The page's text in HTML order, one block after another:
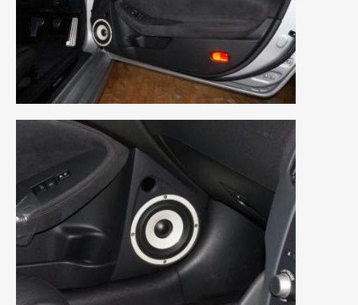
2021年3月 (1)
2021年1月(2)
2020年12月
2020年11月 (2)
2020年10月 (1)
2020年9月 (3)
2020年8月 (4)
(3)
(2)